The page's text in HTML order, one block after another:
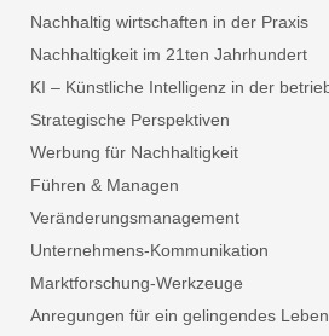
Nachhaltig wirtschaften in der Praxis
Nachhaltigkeit im 21ten Jahrhundert
KI – Künstliche Intelligenz in der
Strategische Perspektiven
Werbung für Nachhaltigkeit
Führen & Managen
Veränderungsmanagement
Unternehmens-Kommunikation
Marktforschung-Werkzeuge
Anregungen für ein gelingendes Leben